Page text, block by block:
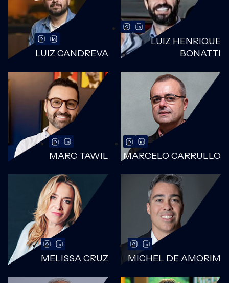
LUIZ CANDREVA
LUIZ HENRIQUE
BONATTI
MARC TAWIL MARCELO CARRULLO
MELISSA CRUZ MICHEL DE AMORIM